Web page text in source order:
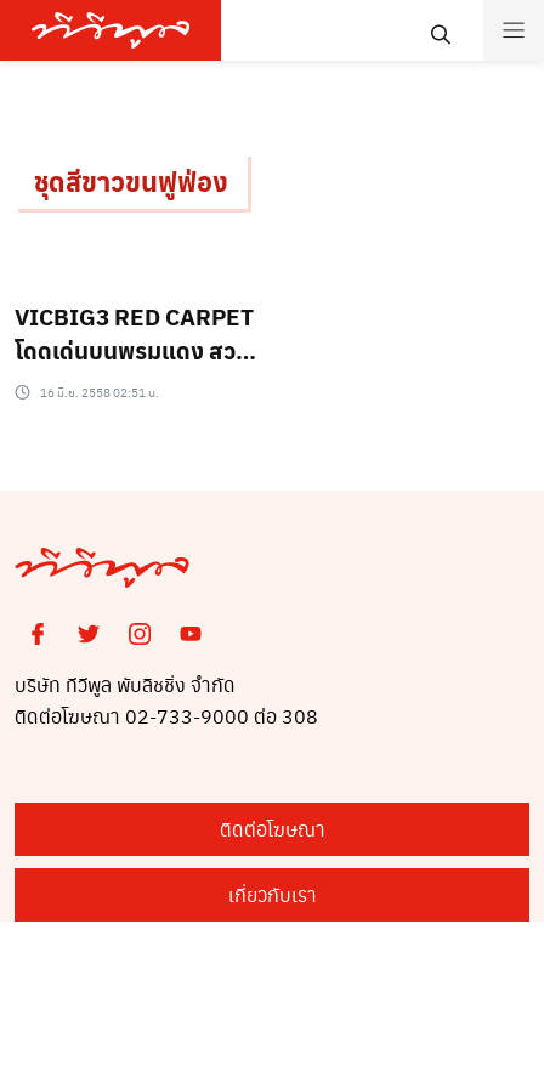
ชุดสีขาวขนฟูฟ่อง
VICBIG3 RED CARPET
โดดเด่นบนพรมแดง สวย
ตั้งแต่หัวจรดเท้า
16 มิ.ย. 2558 02:51 น.
บริษัท ทีวีพูล พับลิชชิ่ง จำกัด
ติดต่อโฆษณา 02-733-9000 ต่อ 308
ติดต่อโฆษณา
เกี่ยวกับเรา